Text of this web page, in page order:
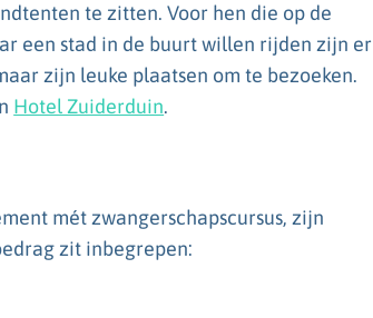
te zitten. Voor hen die op de
een stad in de buurt willen rijden zijn er
zijn leuke plaatsen om te bezoeken.
Hotel Zuiderduin.
mét zwangerschapscursus, zijn
zit inbegrepen: